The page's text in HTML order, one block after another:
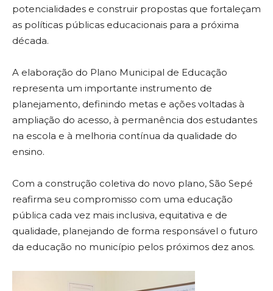
potencialidades e construir propostas que fortaleçam
as políticas públicas educacionais para a próxima
década.
A elaboração do Plano Municipal de Educação
representa um importante instrumento de
planejamento, definindo metas e ações voltadas à
ampliação do acesso, à permanência dos estudantes
na escola e à melhoria contínua da qualidade do
ensino.
Com a construção coletiva do novo plano, São Sepé
reafirma seu compromisso com uma educação
pública cada vez mais inclusiva, equitativa e de
qualidade, planejando de forma responsável o futuro
da educação no município pelos próximos dez anos.